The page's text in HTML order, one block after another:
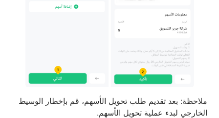
ملاحظة: بعد تقديم طلب تحويل الأسهم، قم بإخطار الوسيط
الخارجي لبدء عملية تحويل الأسهم.